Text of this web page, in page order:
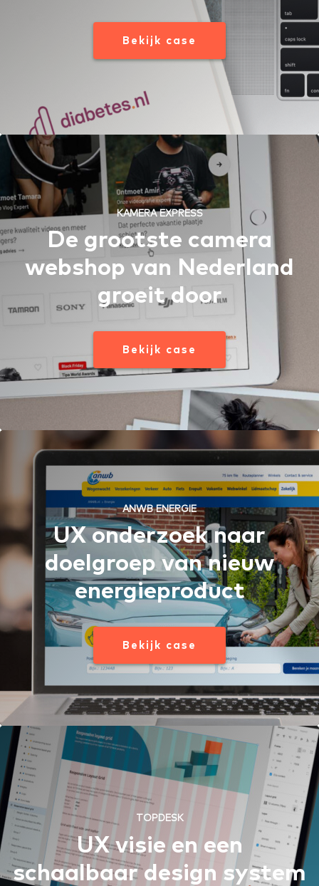
Bekijk case
KAMERA EXPRESS
De grootste camera
webshop van Nederland
groeit door
Bekijk case
ANWB ENERGIE
UX onderzoek naar
doelgroep van nieuw
energieproduct
Bekijk case
TOPDESK
UX visie en een
schaalbaar design system